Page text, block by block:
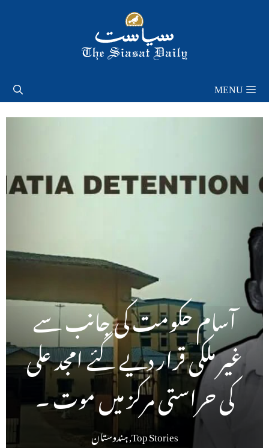
MENU
آسام حکومت کی جانب سے
غیر ملکی قرار دیے گئے امجد علی
کی حراستی مرکز میں موت ۔
Top Stories
,ہندوستان